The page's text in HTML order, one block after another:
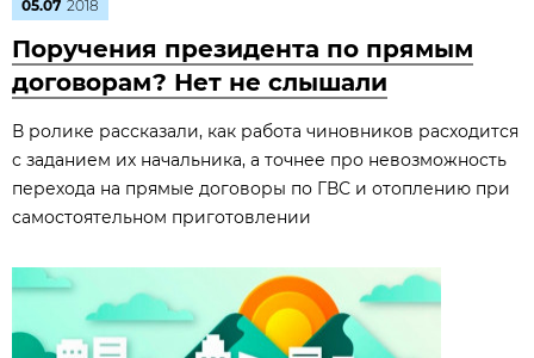
05.07 2018
Поручения президента по прямым
договорам? Нет не слышали
В ролике рассказали, как работа чиновников расходится
с заданием их начальника, а точнее про невозможность
перехода на прямые договоры по ГВС и отоплению при
самостоятельном приготовлении